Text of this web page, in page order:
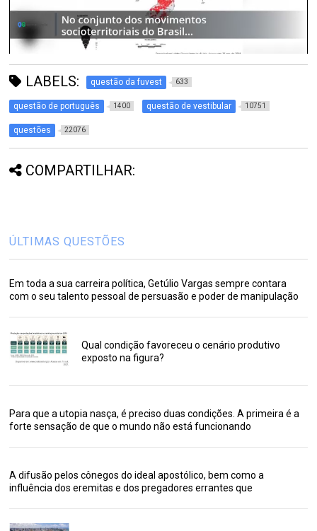
LABELS: questão da fuvest 633
questão de português 1400 questão de vestibular 10751
questões 22076
COMPARTILHAR:
ÚLTIMAS QUESTÕES
Em toda a sua carreira política, Getúlio Vargas sempre contara
com o seu talento pessoal de persuasão e poder de manipulação
Qual condição favoreceu o cenário produtivo
exposto na figura?
Para que a utopia nasça, é preciso duas condições. A primeira é a
forte sensação de que o mundo não está funcionando
A difusão pelos cônegos do ideal apostólico, bem como a
influência dos eremitas e dos pregadores errantes que